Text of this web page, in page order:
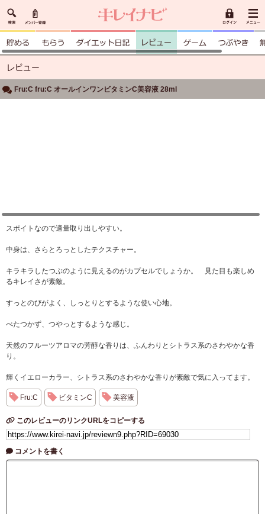
Fru:C fru:C オールインワンビタミンC美容液 28ml
スポイトなので適量取り出しやすい。
中身は、さらとろっとしたテクスチャー。
キラキラしたつぶのように見えるのがカプセルでしょうか。 見た目も楽しめ
るキレイさが素敵。
すっとのびがよく、しっとりとするような使い心地。
べたつかず、つやっとするような感じ。
天然のフルーツアロマの芳醇な香りは、ふんわりとシトラス系のさわやかな香
り。
輝くイエローカラー、シトラス系のさわやかな香りが素敵で気に入ってます。
Fru:C ビタミンC 美容液
このレビューのリンクURLをコピーする
コメントを書く